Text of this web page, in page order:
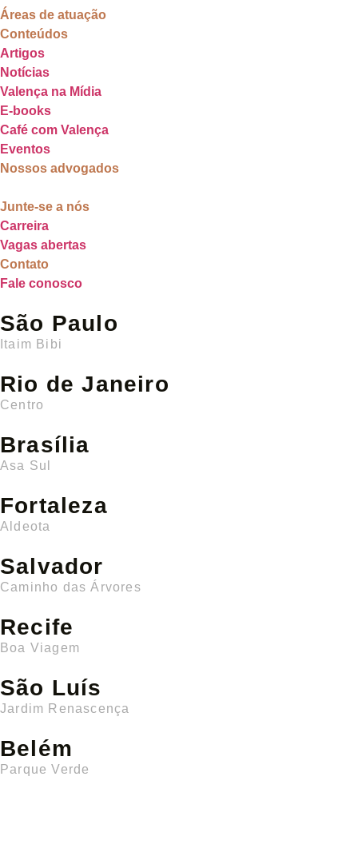
Áreas de atuação
Conteúdos
Artigos
Notícias
Valença na Mídia
E-books
Café com Valença
Eventos
Nossos advogados
Junte-se a nós
Carreira
Vagas abertas
Contato
Fale conosco
São Paulo
Itaim Bibi
Rio de Janeiro
Centro
Brasília
Asa Sul
Fortaleza
Aldeota
Salvador
Caminho das Árvores
Recife
Boa Viagem
São Luís
Jardim Renascença
Belém
Parque Verde